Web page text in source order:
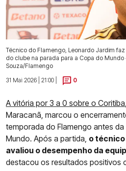
Técnico do Flamengo, Leonardo Jardim
do clube na parada para a Copa do Mundo
Souza/Flamengo
31 Mai 2026 | 21:00 |
0
A vitória por 3 a 0 sobre o Coritiba
Maracanã, marcou o
temporada do Flamengo antes
Mundo. Após a partida, o
avaliou o desempenho da
destacou os resultados positivos